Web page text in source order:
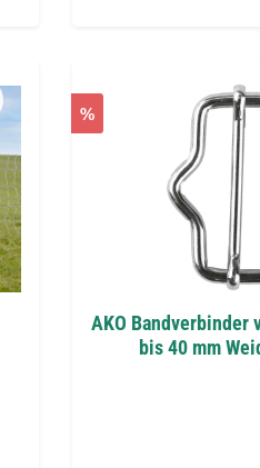
%
AKO Bandverbinder
bis 40 mm